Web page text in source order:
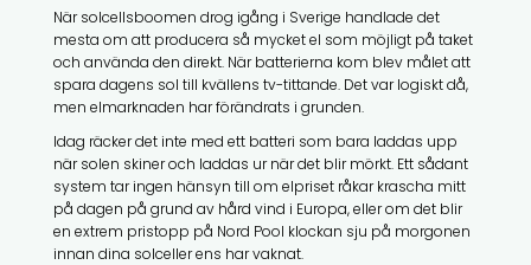
När solcellsboomen drog igång i Sverige handlade det
mesta om att producera så mycket el som möjligt på taket
och använda den direkt. När batterierna kom blev målet att
spara dagens sol till kvällens tv-tittande. Det var logiskt då,
men elmarknaden har förändrats i grunden.
Idag räcker det inte med ett batteri som bara laddas upp
när solen skiner och laddas ur när det blir mörkt. Ett sådant
system tar ingen hänsyn till om elpriset råkar krascha mitt
på dagen på grund av hård vind i Europa, eller om det blir
en extrem pristopp på Nord Pool klockan sju på morgonen
innan dina solceller ens har vaknat.